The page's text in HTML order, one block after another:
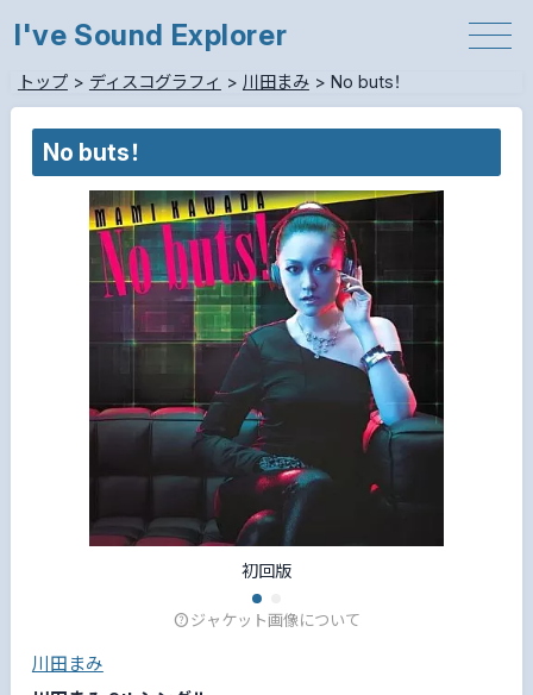
I've Sound Explorer
トップ> ディスコグラフィ > 川田まみ> No buts！
No buts！
初回版
ジャケット画像について
川田まみ